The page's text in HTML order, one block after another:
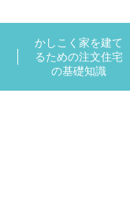
かしこく家を建て
るための注文住宅
の基礎知識